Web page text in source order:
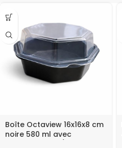
Boîte Octaview 16x16x8 cm
noire 580 ml avec